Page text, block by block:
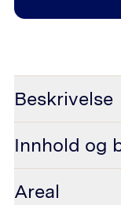
Beskrivelse
Innhold og
Areal